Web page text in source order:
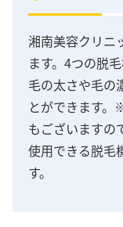
湘南美容クリニ
ます。4つの脱
毛の太さや毛の
とができます
もございますの
使用できる脱毛
す。